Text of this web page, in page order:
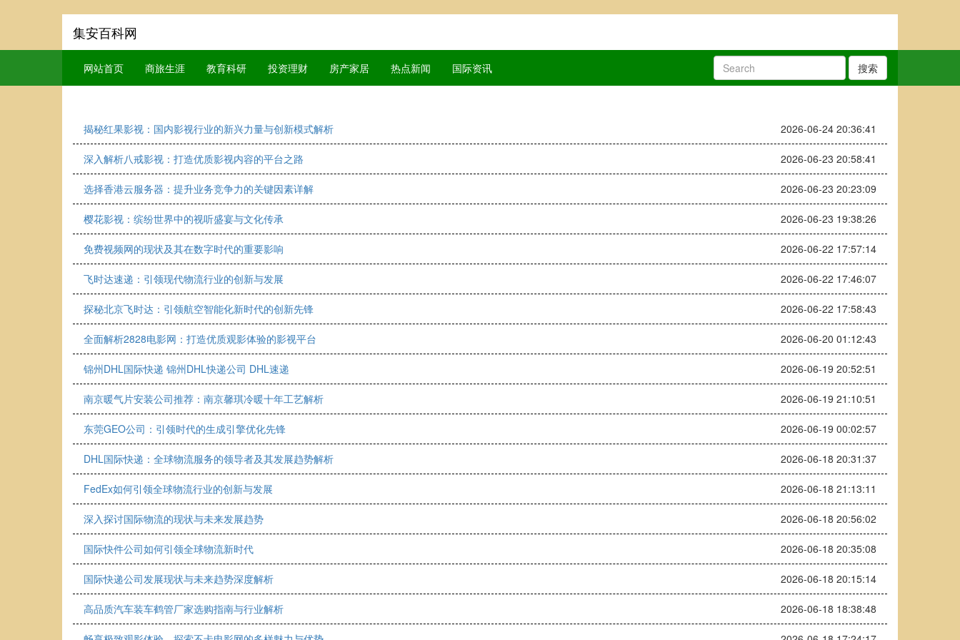
集安百科网
网站首页 商旅生涯 教育科研 投资理财 房产家居 热点新闻 国际资讯 搜索
揭秘红果影视：国内影视行业的新兴力量与创新模式解析 2026-06-24 20:36:41
深入解析八戒影视：打造优质影视内容的平台之路 2026-06-23 20:58:41
选择香港云服务器：提升业务竞争力的关键因素详解 2026-06-23 20:23:09
樱花影视：缤纷世界中的视听盛宴与文化传承 2026-06-23 19:38:26
免费视频网的现状及其在数字时代的重要影响 2026-06-22 17:57:14
飞时达速递：引领现代物流行业的创新与发展 2026-06-22 17:46:07
探秘北京飞时达：引领航空智能化新时代的创新先锋 2026-06-22 17:58:43
全面解析2828电影网：打造优质观影体验的影视平台 2026-06-20 01:12:43
锦州DHL国际快递 锦州DHL快递公司 DHL速递 2026-06-19 20:52:51
南京暖气片安装公司推荐：南京馨琪冷暖十年工艺解析 2026-06-19 21:10:51
东莞GEO公司：引领时代的生成引擎优化先锋 2026-06-19 00:02:57
DHL国际快递：全球物流服务的领导者及其发展趋势解析 2026-06-18 20:31:37
FedEx如何引领全球物流行业的创新与发展 2026-06-18 21:13:11
深入探讨国际物流的现状与未来发展趋势 2026-06-18 20:56:02
国际快件公司如何引领全球物流新时代 2026-06-18 20:35:08
国际快递公司发展现状与未来趋势深度解析 2026-06-18 20:15:14
高品质汽车装车鹤管厂家选购指南与行业解析 2026-06-18 18:38:48